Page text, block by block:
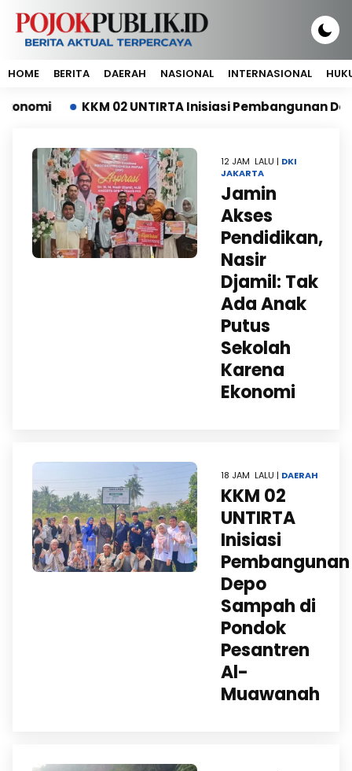
HOME BERITA DAERAH NASIONAL INTERNASIONAL
KKM 02 UNTIRTA Inisiasi Pembangunan Depo
12 JAM LALU | DKI
JAKARTA
Jamin
Akses
Pendidikan,
Nasir
Djamil: Tak
Ada Anak
Putus
Sekolah
Karena
Ekonomi
18 JAM LALU | DAERAH
KKM 02
UNTIRTA
Inisiasi
Pembangunan
Depo
Sampah di
Pondok
Pesantren
Al-
Muawanah